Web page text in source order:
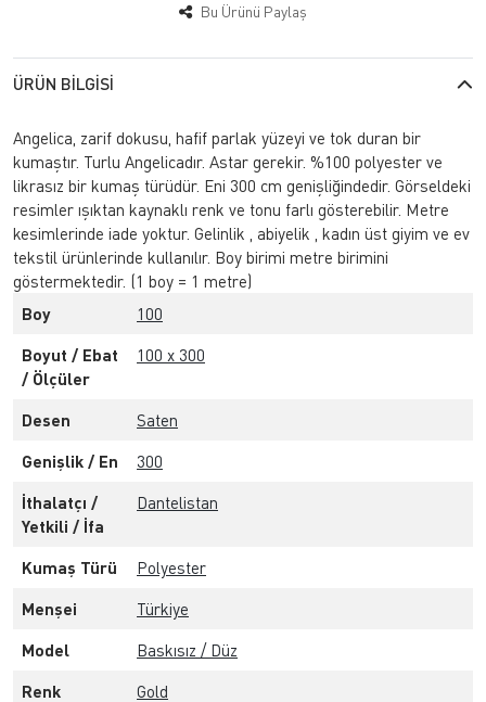
Bu Ürünü Paylaş
ÜRÜN BILGISI
Angelica, zarif dokusu, hafif parlak yüzeyi ve tok duran bir
kumaştır. Turlu Angelicadır. Astar gerekir. %100 polyester ve
likrasız bir kumaş türüdür. Eni 300 cm genişliğindedir. Görseldeki
resimler ışıktan kaynaklı renk ve tonu farlı gösterebilir. Metre
kesimlerinde iade yoktur. Gelinlik , abiyelik , kadın üst giyim ve ev
tekstil ürünlerinde kullanılır. Boy birimi metre birimini
göstermektedir. (1 boy = 1 metre)
Boy
100
Boyut / Ebat
/ Ölçüler
100 x 300
Desen Saten
Genişlik / En 300
İthalatçı /
Yetkili / İfa
Dantelistan
Kumaş Türü Polyester
Menşei Türkiye
Model Baskısız / Düz
Renk Gold